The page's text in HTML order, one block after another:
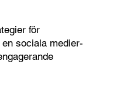
för
sociala medier-